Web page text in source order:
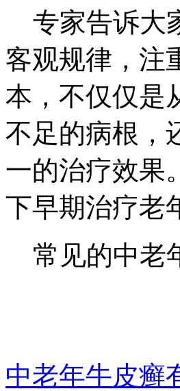
专家告诉大
客观规律，注
本，不仅仅是
不足的病根，
一的治疗效果
下早期治疗老
常见的中老
中老年牛皮癣